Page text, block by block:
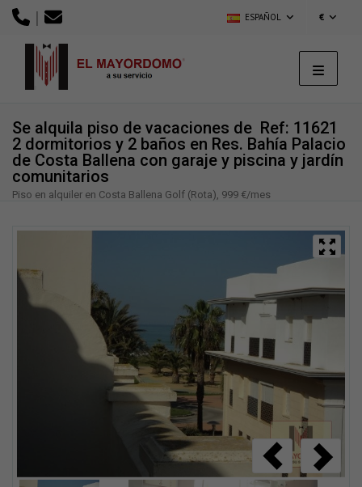
| ESPAÑOL €
Ref: 11621
Se alquila piso de vacaciones de
2 dormitorios y 2 baños en Res. Bahía Palacio
de Costa Ballena con garaje y piscina y jardín
comunitarios
Piso en alquiler en Costa Ballena Golf (Rota), 999 €/mes